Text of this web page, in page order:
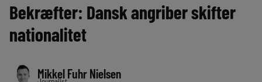
Bekræfter: Dansk angriber skifter
nationalitet
Mikkel Fuhr Nielsen